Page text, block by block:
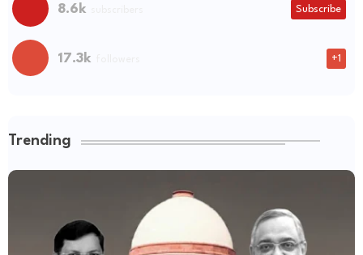
8.6k Subscribe
17.3k +1
Trending